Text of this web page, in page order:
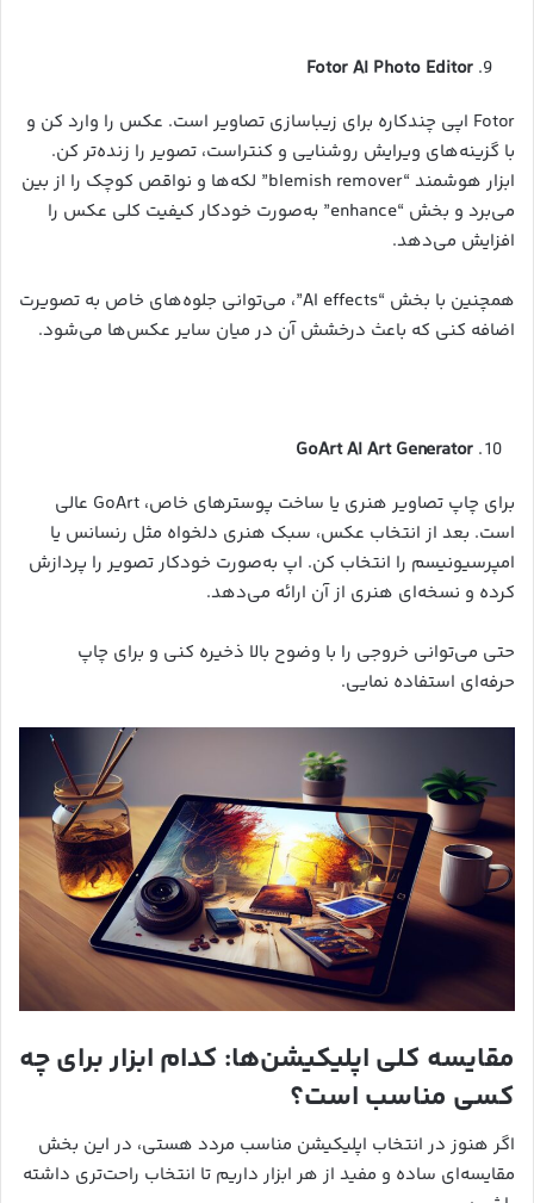
Fotor AI Photo Editor
Fotor اپی چندکاره برای زیباسازی تصاویر است. عکس را وارد کن و
با گزینه‌های ویرایش روشنایی و کنتراست، تصویر را زنده‌تر کن.
ابزار هوشمند “blemish remover” لکه‌ها و نواقص کوچک را از بین
می‌برد و بخش “enhance” به‌صورت خودکار کیفیت کلی عکس را
افزایش می‌دهد.
همچنین با بخش “AI effects”، می‌توانی جلوه‌های خاص به تصویرت
اضافه کنی که باعث درخشش آن در میان سایر عکس‌ها می‌شود.
GoArt AI Art Generator
برای چاپ تصاویر هنری یا ساخت پوسترهای خاص، GoArt عالی
است. بعد از انتخاب عکس، سبک هنری دلخواه مثل رنسانس یا
امپرسیونیسم را انتخاب کن. اپ به‌صورت خودکار تصویر را پردازش
کرده و نسخه‌ای هنری از آن ارائه می‌دهد.
حتی می‌توانی خروجی را با وضوح بالا ذخیره کنی و برای چاپ
حرفه‌ای استفاده نمایی.
مقایسه کلی اپلیکیشن‌ها: کدام ابزار برای چه
کسی مناسب است؟
اگر هنوز در انتخاب اپلیکیشن مناسب مردد هستی، در این بخش
مقایسه‌ای ساده و مفید از هر ابزار داریم تا انتخاب راحت‌تری داشته